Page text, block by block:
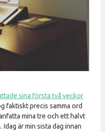
sina första två veckor
faktiskt precis samma ord
mina tre och ett halvt
är min sista dag innan